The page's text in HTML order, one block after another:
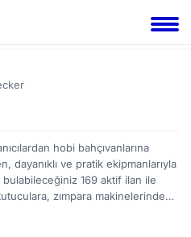
hobi bahçıvanlarına
dayanıklı ve pratik ekipmanlarıyla
169 aktif ilan ile
zımpara makinelerinden
ürün seçenekleri mevcut.